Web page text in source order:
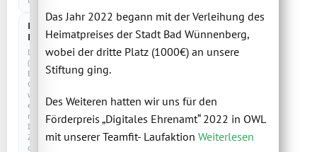
Das Jahr 2022 begann mit der Verleihung des
Heimatpreises der Stadt Bad Wünnenberg,
wobei der dritte Platz (1000€) an unsere
Stiftung ging.
Des Weiteren hatten wir uns für den
Förderpreis „Digitales Ehrenamt“ 2022 in OWL
mit unserer Teamfit- Laufaktion Weiterlesen
Externe
Dienste
Drittanbieter
(z.
B.
Google)
werden
erst
nach
Ihrer
Zustimmung
geladen.